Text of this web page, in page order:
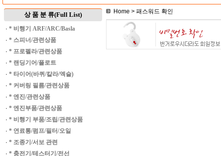
상 품 분 류(Full List)
· * 비행기 ARF/ARC/Basla
· * 스피너/관련상품
· * 프로펠라/관련상품
· * 랜딩기어/플로트
· * 타이어(바퀴/칼라/엑슬)
· * 커버링 필름/관련상품
· * 엔진/관련상품
· * 엔진부품/관련상품
· * 비행기 부품/조립/관련상품
· * 연료통/펌프/필터/오일
· * 조종기/서보 관련
· * 충전기/테스터기/전선
Home > 패스워드 확인